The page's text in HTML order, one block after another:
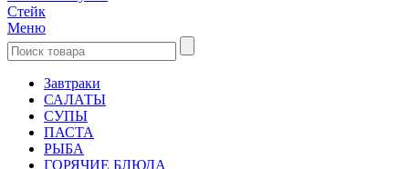
Стейк
Меню
Завтраки
САЛАТЫ
СУПЫ
ПАСТА
РЫБА
ГОРЯЧИЕ БЛЮДА